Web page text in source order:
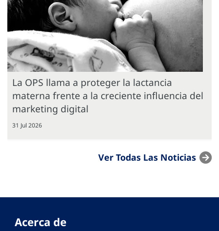
La OPS llama a proteger la lactancia
materna frente a la creciente influencia del
marketing digital
31 Jul 2026
Ver Todas Las Noticias
Acerca de